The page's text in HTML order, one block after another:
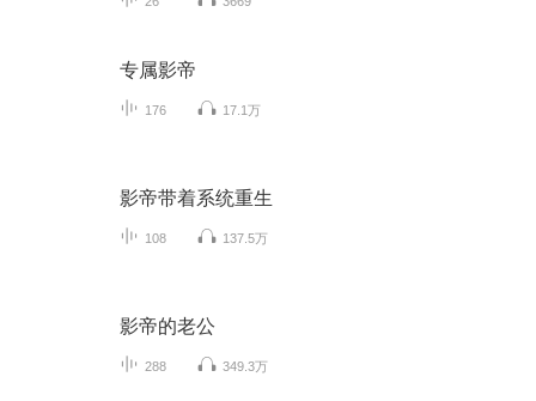
专属影帝
176 17.1万
影帝带着系统重生
108 137.5万
影帝的老公
288 349.3万